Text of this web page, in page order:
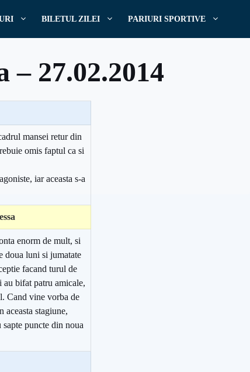
BILETUL ZILEI PARIURI SPORTIVE
27.02.2014
mansei retur din
omis faptul ca si
iar aceasta s-a
enorm de mult, si
doua luni si jumatate
facand turul de
bifat patru amicale,
Cand vine vorba de
aceasta stagiune,
puncte din noua